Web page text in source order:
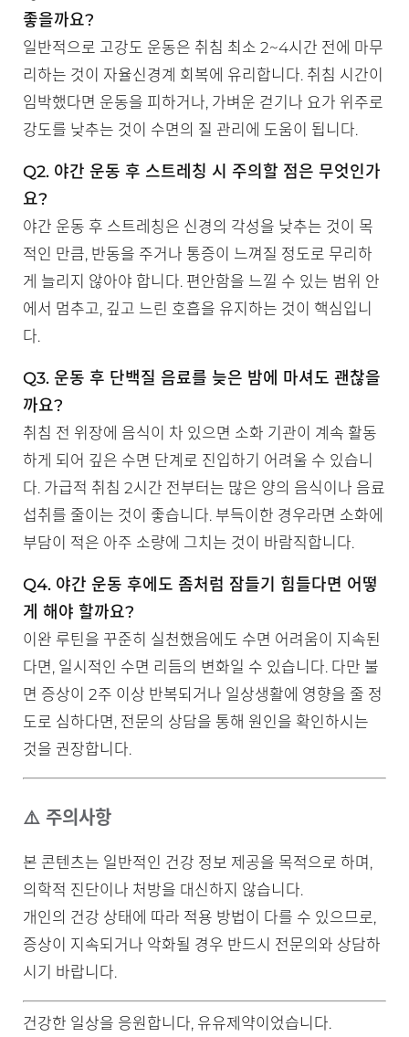
좋을까요?
일반적으로 고강도 운동은 취침 최소 2~4시간 전에 마무
리하는 것이 자율신경계 회복에 유리합니다. 취침 시간이
임박했다면 운동을 피하거나, 가벼운 걷기나 요가 위주로
강도를 낮추는 것이 수면의 질 관리에 도움이 됩니다.
Q2. 야간 운동 후 스트레칭 시 주의할 점은 무엇인가
요?
야간 운동 후 스트레칭은 신경의 각성을 낮추는 것이 목
적인 만큼, 반동을 주거나 통증이 느껴질 정도로 무리하
게 늘리지 않아야 합니다. 편안함을 느낄 수 있는 범위 안
에서 멈추고, 깊고 느린 호흡을 유지하는 것이 핵심입니
다.
Q3. 운동 후 단백질 음료를 늦은 밤에 마셔도 괜찮을
까요?
취침 전 위장에 음식이 차 있으면 소화 기관이 계속 활동
하게 되어 깊은 수면 단계로 진입하기 어려울 수 있습니
다. 가급적 취침 2시간 전부터는 많은 양의 음식이나 음료
섭취를 줄이는 것이 좋습니다. 부득이한 경우라면 소화에
부담이 적은 아주 소량에 그치는 것이 바람직합니다.
Q4. 야간 운동 후에도 좀처럼 잠들기 힘들다면 어떻
게 해야 할까요?
이완 루틴을 꾸준히 실천했음에도 수면 어려움이 지속된
다면, 일시적인 수면 리듬의 변화일 수 있습니다. 다만 불
면 증상이 2주 이상 반복되거나 일상생활에 영향을 줄 정
도로 심하다면, 전문의 상담을 통해 원인을 확인하시는
것을 권장합니다.
⚠️ 주의사항
본 콘텐츠는 일반적인 건강 정보 제공을 목적으로 하며,
의학적 진단이나 처방을 대신하지 않습니다.
개인의 건강 상태에 따라 적용 방법이 다를 수 있으므로,
증상이 지속되거나 악화될 경우 반드시 전문의와 상담하
시기 바랍니다.
건강한 일상을 응원합니다, 유유제약이었습니다.